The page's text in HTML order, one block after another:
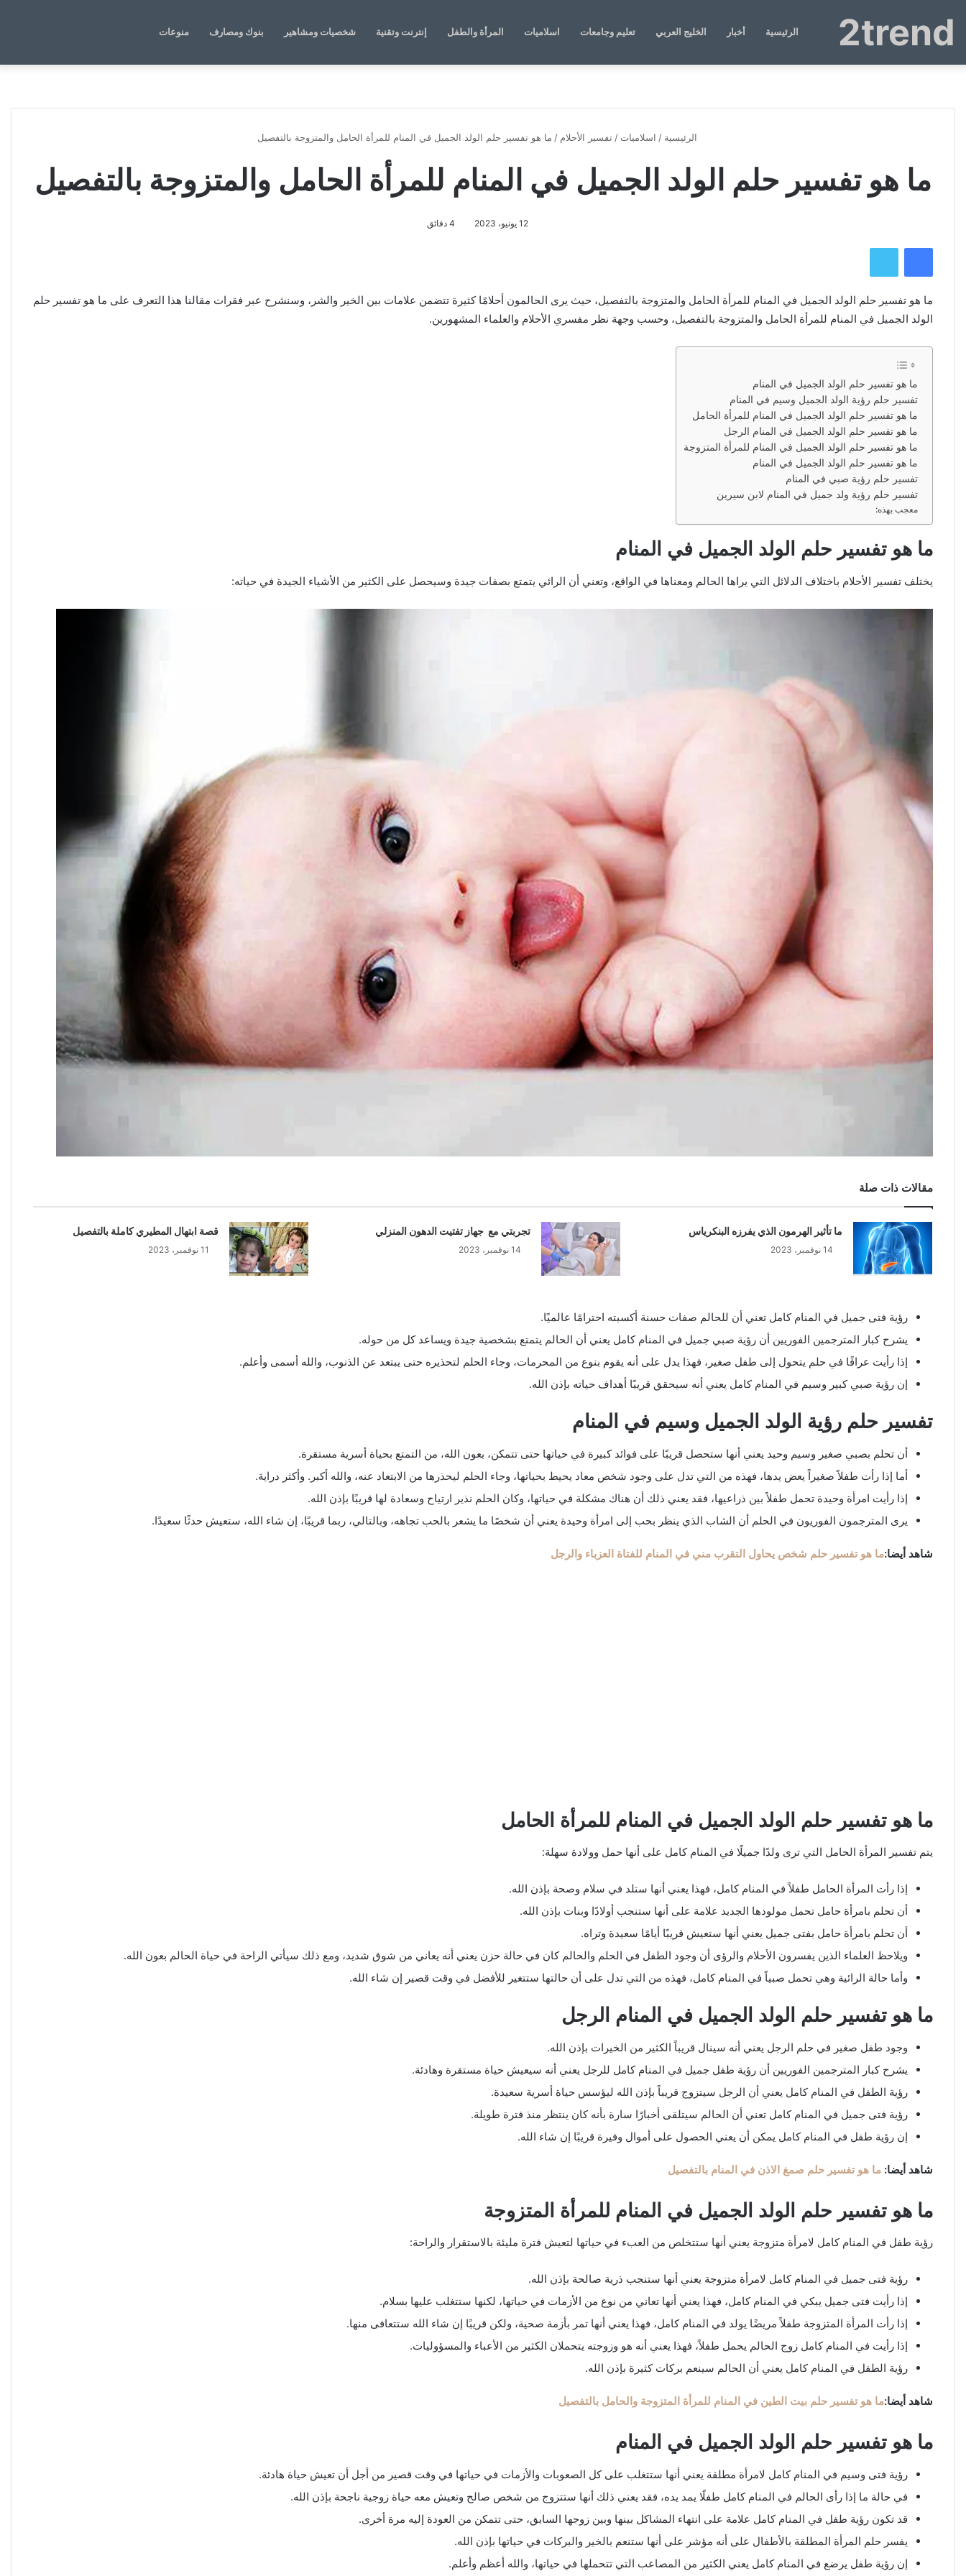
2trend الرئيسية أخبار الخليج العربي تعليم وجامعات اسلاميات المرأة والطفل إنترنت وتقنية شخصيات ومشاهير بنوك ومصارف منوعات
الرئيسية / اسلاميات / تفسير الأحلام / ما هو تفسير حلم الولد الجميل في المنام للمرأة الحامل والمتزوجة بالتفصيل
ما هو تفسير حلم الولد الجميل في المنام للمرأة الحامل والمتزوجة بالتفصيل
12 يونيو، 2023
فيسبوك تويتر
ما هو تفسير حلم الولد الجميل في المنام للمرأة الحامل والمتزوجة بالتفصيل، حيث يرى الحالمون أحلامًا كثيرة تتضمن علامات بين الخير والشر، وسنشرح عبر فقرات مقالنا هذا التعرف على ما هو تفسير حلم
الولد الجميل في المنام للمرأة الحامل والمتزوجة بالتفصيل، وحسب وجهة نظر مفسري الأحلام والعلماء المشهورين.
ما هو تفسير حلم الولد الجميل في المنام
تفسير حلم رؤية الولد الجميل وسيم في المنام
ما هو تفسير حلم الولد الجميل في المنام للمرأة الحامل
ما هو تفسير حلم الولد الجميل في المنام الرجل
ما هو تفسير حلم الولد الجميل في المنام للمرأة المتزوجة
ما هو تفسير حلم الولد الجميل في المنام
تفسير حلم رؤية صبي في المنام
تفسير حلم رؤية ولد جميل في المنام لابن سيرين
معجب بهذه:
ما هو تفسير حلم الولد الجميل في المنام
يختلف تفسير الأحلام باختلاف الدلائل التي يراها الحالم ومعناها في الواقع، وتعني أن الرائي يتمتع بصفات جيدة وسيحصل على الكثير من الأشياء الجيدة في حياته:
مقالات ذات صلة
ما تأثير الهرمون الذي يفرزه البنكرياس
14 نوفمبر، 2023
تجربتي مع جهاز تفتيت الدهون المنزلي
14 نوفمبر، 2023
قصة ابتهال المطيري كاملة بالتفصيل
11 نوفمبر، 2023
رؤية فتى جميل في المنام كامل تعني أن للحالم صفات حسنة أكسبته احترامًا عالميًا.
يشرح كبار المترجمين الفوريين أن رؤية صبي جميل في المنام كامل يعني أن الحالم يتمتع بشخصية جيدة ويساعد كل من حوله.
إذا رأيت عرافًا في حلم يتحول إلى طفل صغير، فهذا يدل على أنه يقوم بنوع من المحرمات، وجاء الحلم لتحذيره حتى يبتعد عن الذنوب، والله أسمى وأعلم.
إن رؤية صبي كبير وسيم في المنام كامل يعني أنه سيحقق قريبًا أهداف حياته بإذن الله.
تفسير حلم رؤية الولد الجميل وسيم في المنام
أن تحلم بصبي صغير وسيم وحيد يعني أنها ستحصل قريبًا على فوائد كبيرة في حياتها حتى تتمكن، بعون الله، من التمتع بحياة أسرية مستقرة.
أما إذا رأت طفلاً صغيراً يعض يدها، فهذه من التي تدل على وجود شخص معاد يحيط بحياتها، وجاء الحلم ليحذرها من الابتعاد عنه، والله أكبر. وأكثر دراية.
إذا رأيت امرأة وحيدة تحمل طفلاً بين ذراعيها، فقد يعني ذلك أن هناك مشكلة في حياتها، وكان الحلم نذير ارتياح وسعادة لها قريبًا بإذن الله.
يرى المترجمون الفوريون في الحلم أن الشاب الذي ينظر بحب إلى امرأة وحيدة يعني أن شخصًا ما يشعر بالحب تجاهه، وبالتالي، ربما قريبًا، إن شاء الله، ستعيش حدثًا سعيدًا.
شاهد أيضا:ما هو تفسير حلم شخص يحاول التقرب مني في المنام للفتاة العزباء والرجل
ما هو تفسير حلم الولد الجميل في المنام للمرأة الحامل
يتم تفسير المرأة الحامل التي ترى ولدًا جميلًا في المنام كامل على أنها حمل وولادة سهلة:
إذا رأت المرأة الحامل طفلاً في المنام كامل، فهذا يعني أنها ستلد في سلام وصحة بإذن الله.
أن تحلم بامرأة حامل تحمل مولودها الجديد علامة على أنها ستنجب أولادًا وبنات بإذن الله.
أن تحلم بامرأة حامل بفتى جميل يعني أنها ستعيش قريبًا أيامًا سعيدة وتراه.
ويلاحظ العلماء الذين يفسرون الأحلام والرؤى أن وجود الطفل في الحلم والحالم كان في حالة حزن يعني أنه يعاني من شوق شديد، ومع ذلك سيأتي الراحة في حياة الحالم بعون الله.
وأما حالة الرائية وهي تحمل صبياً في المنام كامل، فهذه من التي تدل على أن حالتها ستتغير للأفضل في وقت قصير إن شاء الله.
ما هو تفسير حلم الولد الجميل في المنام الرجل
وجود طفل صغير في حلم الرجل يعني أنه سينال قريباً الكثير من الخيرات بإذن الله.
يشرح كبار المترجمين الفوريين أن رؤية طفل جميل في المنام كامل للرجل يعني أنه سيعيش حياة مستقرة وهادئة.
رؤية الطفل في المنام كامل يعني أن الرجل سيتزوج قريباً بإذن الله ليؤسس حياة أسرية سعيدة.
رؤية فتى جميل في المنام كامل تعني أن الحالم سيتلقى أخبارًا سارة بأنه كان ينتظر منذ فترة طويلة.
إن رؤية طفل في المنام كامل يمكن أن يعني الحصول على أموال وفيرة قريبًا إن شاء الله.
شاهد أيضا: ما هو تفسير حلم صمغ الاذن في المنام بالتفصيل
ما هو تفسير حلم الولد الجميل في المنام للمرأة المتزوجة
رؤية طفل في المنام كامل لامرأة متزوجة يعني أنها ستتخلص من العبء في حياتها لتعيش فترة مليئة بالاستقرار والراحة:
رؤية فتى جميل في المنام كامل لامرأة متزوجة يعني أنها ستنجب ذرية صالحة بإذن الله.
إذا رأيت فتى جميل يبكي في المنام كامل، فهذا يعني أنها تعاني من نوع من الأزمات في حياتها، لكنها ستتغلب عليها بسلام.
إذا رأت المرأة المتزوجة طفلاً مريضًا يولد في المنام كامل، فهذا يعني أنها تمر بأزمة صحية، ولكن قريبًا إن شاء الله ستتعافى منها.
إذا رأيت في المنام كامل زوج الحالم يحمل طفلاً، فهذا يعني أنه هو وزوجته يتحملان الكثير من الأعباء والمسؤوليات.
رؤية الطفل في المنام كامل يعني أن الحالم سينعم بركات كثيرة بإذن الله.
شاهد أيضا:ما هو تفسير حلم بيت الطين في المنام للمرأة المتزوجة والحامل بالتفصيل
ما هو تفسير حلم الولد الجميل في المنام
رؤية فتى وسيم في المنام كامل لامرأة مطلقة يعني أنها ستتغلب على كل الصعوبات والأزمات في حياتها في وقت قصير من أجل أن تعيش حياة هادئة.
في حالة ما إذا رأى الحالم في المنام كامل طفلًا يمد يده، فقد يعني ذلك أنها ستتزوج من شخص صالح وتعيش معه حياة زوجية ناجحة بإذن الله.
قد تكون رؤية طفل في المنام كامل علامة على انتهاء المشاكل بينها وبين زوجها السابق، حتى تتمكن من العودة إليه مرة أخرى.
يفسر حلم المرأة المطلقة بالأطفال على أنه مؤشر على أنها ستنعم بالخير والبركات في حياتها بإذن الله.
إن رؤية طفل يرضع في المنام كامل يعني الكثير من المصاعب التي تتحملها في حياتها، والله أعظم وأعلم.